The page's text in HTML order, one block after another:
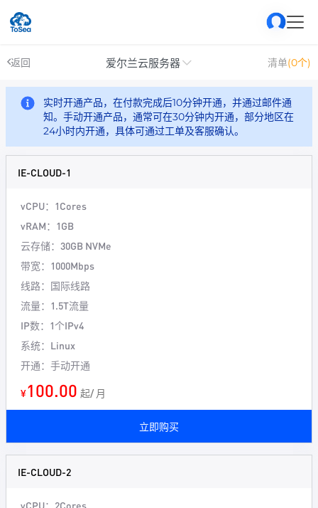
返回 爱尔兰云服务器 清单(0个)
实时开通产品，在付款完成后10分钟开通，并通过邮件通
知。手动开通产品，通常可在30分钟内开通，部分地区在
24小时内开通，具体可通过工单及客服确认。
IE-CLOUD-1
vCPU：1Cores
vRAM：1GB
云存储：30GB NVMe
带宽：1000Mbps
线路：国际线路
流量：1.5T流量
IP数：1个IPv4
系统：Linux
开通：手动开通
¥100.00 起/ 月
立即购买
IE-CLOUD-2
vCPU：2Cores